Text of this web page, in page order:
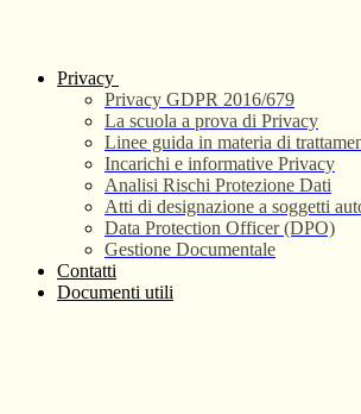
Privacy
Privacy GDPR 2016/679
La scuola a prova di Privacy
Linee guida in materia di
Incarichi e informative Privacy
Analisi Rischi Protezione Dati
Atti di designazione a soggetti
Data Protection Officer (DPO)
Gestione Documentale
Contatti
Documenti utili